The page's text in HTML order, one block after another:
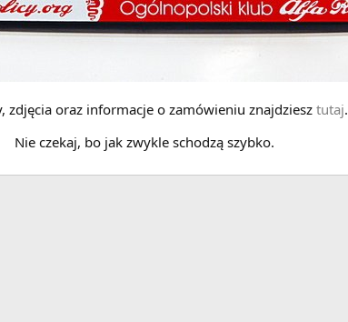
zdjęcia oraz informacje o zamówieniu znajdziesz tutaj.
Nie czekaj, bo jak zwykle schodzą szybko.